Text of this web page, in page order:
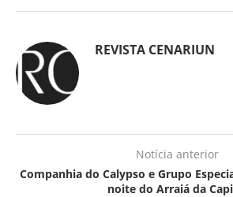
REVISTA CENARIUN
Notícia anterior
Companhia do Calypso e Grupo
noite do Arraiá da